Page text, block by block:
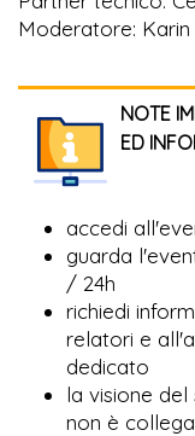
Moderatore:
NOTE
ED
accedi
guarda
/ 24h
richiedi
relatori e
dedicato
la visione
non è